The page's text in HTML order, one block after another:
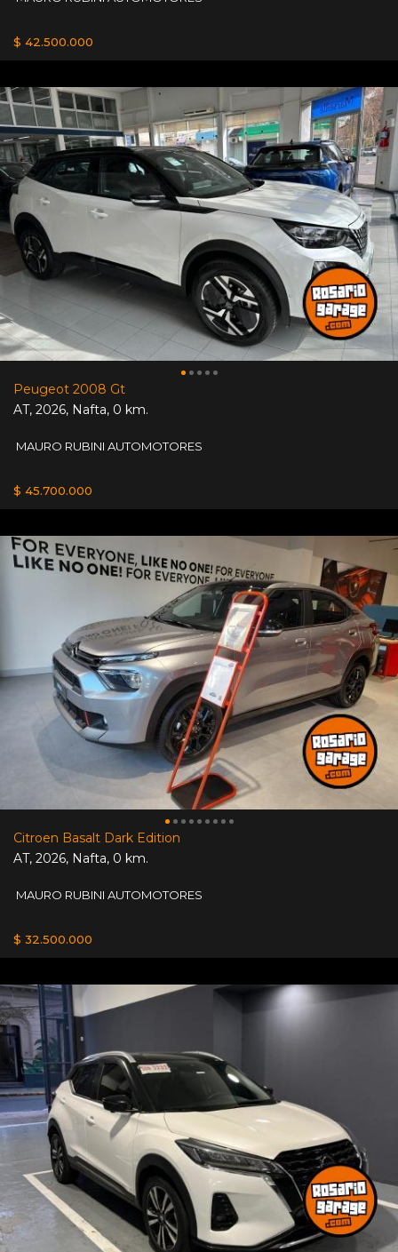
$ 42.500.000
Peugeot 2008 Gt
AT, 2026, Nafta, 0 km.
MAURO RUBINI AUTOMOTORES
$ 45.700.000
Citroen Basalt Dark Edition
AT, 2026, Nafta, 0 km.
MAURO RUBINI AUTOMOTORES
$ 32.500.000